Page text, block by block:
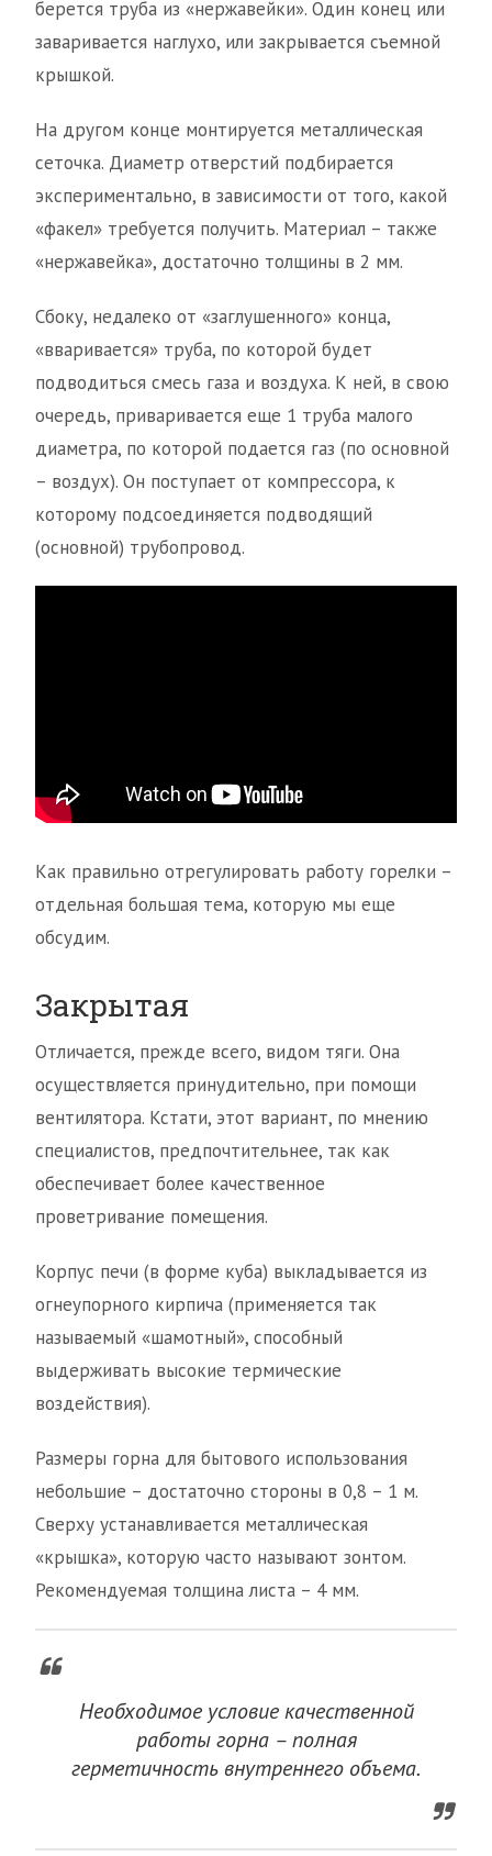
берется труба из «нержавейки». Один конец или
заваривается наглухо, или закрывается съемной
крышкой.
На другом конце монтируется металлическая
сеточка. Диаметр отверстий подбирается
экспериментально, в зависимости от того, какой
«факел» требуется получить. Материал – также
«нержавейка», достаточно толщины в 2 мм.
Сбоку, недалеко от «заглушенного» конца,
«вваривается» труба, по которой будет
подводиться смесь газа и воздуха. К ней, в свою
очередь, приваривается еще 1 труба малого
диаметра, по которой подается газ (по основной
– воздух). Он поступает от компрессора, к
которому подсоединяется подводящий
(основной) трубопровод.
Как правильно отрегулировать работу горелки –
отдельная большая тема, которую мы еще
обсудим.
Закрытая
Отличается, прежде всего, видом тяги. Она
осуществляется принудительно, при помощи
вентилятора. Кстати, этот вариант, по мнению
специалистов, предпочтительнее, так как
обеспечивает более качественное
проветривание помещения.
Корпус печи (в форме куба) выкладывается из
огнеупорного кирпича (применяется так
называемый «шамотный», способный
выдерживать высокие термические
воздействия).
Размеры горна для бытового использования
небольшие – достаточно стороны в 0,8 – 1 м.
Сверху устанавливается металлическая
«крышка», которую часто называют зонтом.
Рекомендуемая толщина листа – 4 мм.
Необходимое условие качественной
работы горна – полная
герметичность внутреннего объема.